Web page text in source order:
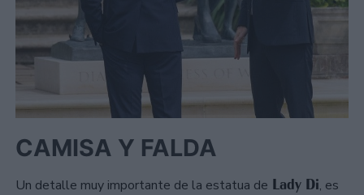
CAMISA Y FALDA
Un detalle muy importante de la estatua de Lady Di, es